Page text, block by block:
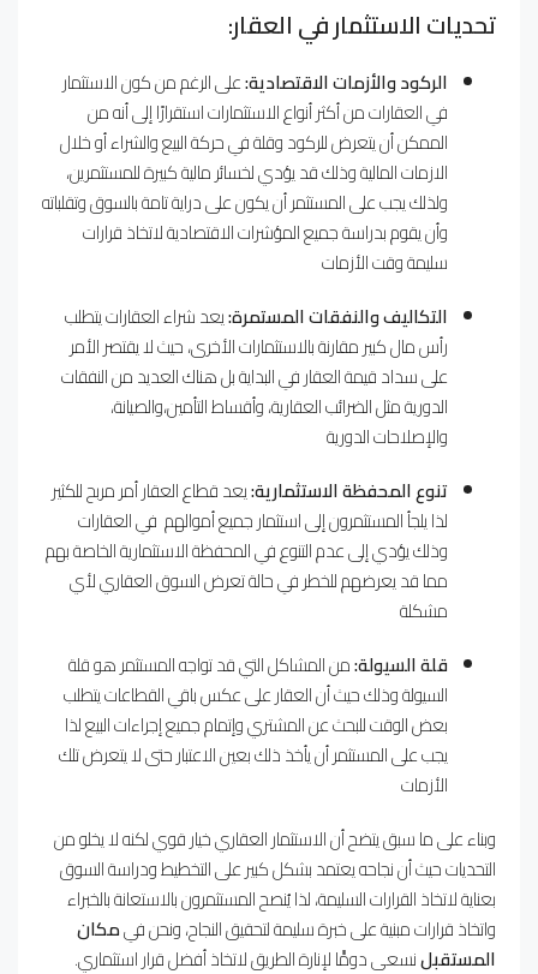
تحديات الاستثمار في العقار:
الركود والأزمات الاقتصادية:على الرغم من كون الاستثمار
في العقارات من أكثر أنواع الاستثمارات استقرارًا إلى أنه من
الممكن أن يتعرض للركود وقلة في حركة البيع والشراء أو خلال
الازمات المالية وذلك قد يؤدي لخسائر مالية كبيرة للمستثمرين،
ولذلك يجب على المستثمر أن يكون على دراية تامة بالسوق وتقلباته
وأن يقوم بدراسة جميع المؤشرات الاقتصادية لاتخاذ قرارات
سليمة وقت الأزمات
التكاليف والنفقات المستمرة:يعد شراء العقارات يتطلب
رأس مال كبير مقارنة بالاستثمارات الأخرى، حيث لا يقتصر الأمر
على سداد قيمة العقار في البداية بل هناك العديد من النفقات
الدورية مثل الضرائب العقارية، وأقساط التأمين،والصيانة،
والإصلاحات الدورية
تنوع المحفظة الاستثمارية:يعد قطاع العقار أمر مربح للكثير
لذا يلجأ المستثمرون إلى استثمار جميع أموالهم في العقارات
وذلك يؤدي إلى عدم التنوع في المحفظة الاستثمارية الخاصة بهم
مما قد يعرضهم للخطر في حالة تعرض السوق العقاري لأي
مشكلة
قلة السيولة:من المشاكل التي قد تواجه المستثمر هو قلة
السيولة وذلك حيث أن العقار على عكس باقي القطاعات يتطلب
بعض الوقت للبحث عن المشتري وإتمام جميع إجراءات البيع لذا
يجب على المستثمر أن يأخذ ذلك بعين الاعتبار حتى لا يتعرض تلك
الأزمات
وبناء على ما سبق يتضح أن الاستثمار العقاري خيار قوي لكنه لا يخلو من
التحديات حيث أن نجاحه يعتمد بشكل كبير على التخطيط ودراسة السوق
بعناية لاتخاذ القرارات السليمة، لذا يُنصح المستثمرون بالاستعانة بالخبراء
واتخاذ قرارات مبنية على خبرة سليمة لتحقيق النجاح، ونحن فيمكان
المستقبلنسعى دومًًا لإنارة الطريق لاتخاذ أفضل قرار استثماري.